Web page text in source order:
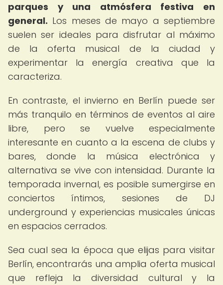
parques y una atmósfera festiva en
general. Los meses de mayo a septiembre
suelen ser ideales para disfrutar al máximo
de la oferta musical de la ciudad y
experimentar la energía creativa que la
caracteriza.
En contraste, el invierno en Berlín puede ser
más tranquilo en términos de eventos al aire
libre, pero se vuelve especialmente
interesante en cuanto a la escena de clubs y
bares, donde la música electrónica y
alternativa se vive con intensidad. Durante la
temporada invernal, es posible sumergirse en
conciertos íntimos, sesiones de DJ
underground y experiencias musicales únicas
en espacios cerrados.
Sea cual sea la época que elijas para visitar
Berlín, encontrarás una amplia oferta musical
que refleja la diversidad cultural y la